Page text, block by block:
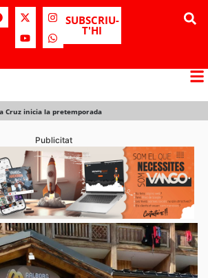
SUBSCRIU-
T'HI
Cruz inicia la pretemporada
Publicitat